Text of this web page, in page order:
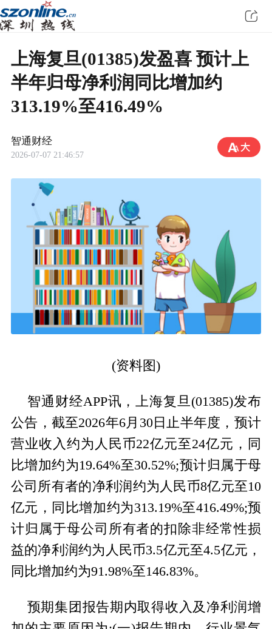
上海复旦(01385)发盈喜 预计上
半年归母净利润同比增加约
313.19%至416.49%
智通财经
2026-07-07 21:46:57
(资料图)
智通财经APP讯，上海复旦(01385)发布
公告，截至2026年6月30日止半年度，预计
营业收入约为人民币22亿元至24亿元，同
比增加约为19.64%至30.52%;预计归属于母
公司所有者的净利润约为人民币8亿元至10
亿元，同比增加约为313.19%至416.49%;预
计归属于母公司所有者的扣除非经常性损
益的净利润约为人民币3.5亿元至4.5亿元，
同比增加约为91.98%至146.83%。
预期集团报告期内取得收入及净利润增